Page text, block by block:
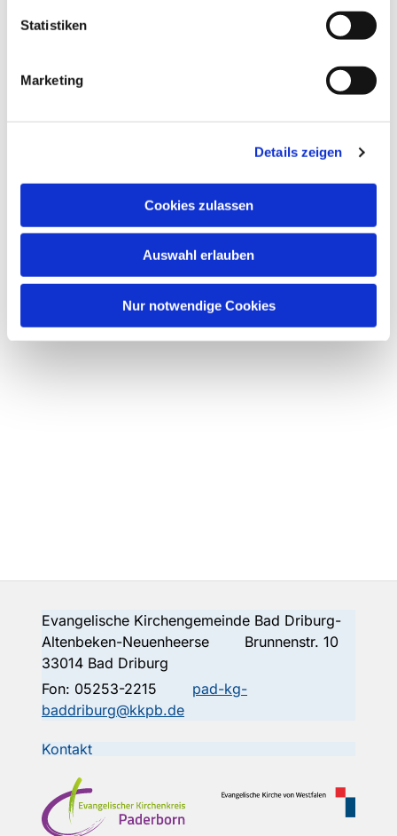
Statistiken
Marketing
Details zeigen
Cookies zulassen
Auswahl erlauben
Nur notwendige Cookies
Evangelische Kirchengemeinde Bad Driburg-
Altenbeken-Neuenheerse Brunnenstr. 10
33014 Bad Driburg
Fon: 05253-2215
pad-kg-
baddriburg@kkpb.de
Kontakt